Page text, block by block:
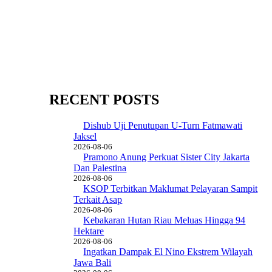
RECENT POSTS
Dishub Uji Penutupan U-Turn Fatmawati
Jaksel
2026-08-06
Pramono Anung Perkuat Sister City Jakarta
Dan Palestina
2026-08-06
KSOP Terbitkan Maklumat Pelayaran Sampit
Terkait Asap
2026-08-06
Kebakaran Hutan Riau Meluas Hingga 94
Hektare
2026-08-06
Ingatkan Dampak El Nino Ekstrem Wilayah
Jawa Bali